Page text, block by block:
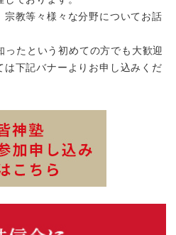
教等々様々な分野についてお話
たという初めての方でも大歓迎
下記バナーよりお申し込みくだ